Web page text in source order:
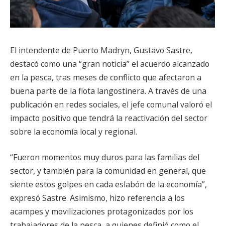
El intendente de Puerto Madryn, Gustavo Sastre,
destacó como una “gran noticia” el acuerdo alcanzado
en la pesca, tras meses de conflicto que afectaron a
buena parte de la flota langostinera. A través de una
publicación en redes sociales, el jefe comunal valoró el
impacto positivo que tendrá la reactivación del sector
sobre la economía local y regional.
“Fueron momentos muy duros para las familias del
sector, y también para la comunidad en general, que
siente estos golpes en cada eslabón de la economía”,
expresó Sastre. Asimismo, hizo referencia a los
acampes y movilizaciones protagonizados por los